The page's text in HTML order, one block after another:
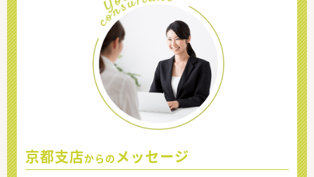
京都支店からの メッセージ